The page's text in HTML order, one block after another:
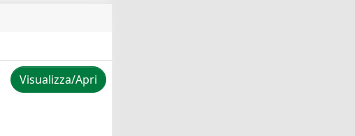
Visualizza/Apri